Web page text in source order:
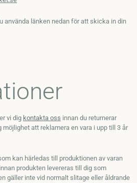
använda länken nedan för att skicka in din
vi dig kontakta oss innan du returnerar
möjlighet att reklamera en vara i upp till 3 år
kan härledas till produktionen av varan
produkten levereras till dig som
gäller inte vid normalt slitage eller åldrande